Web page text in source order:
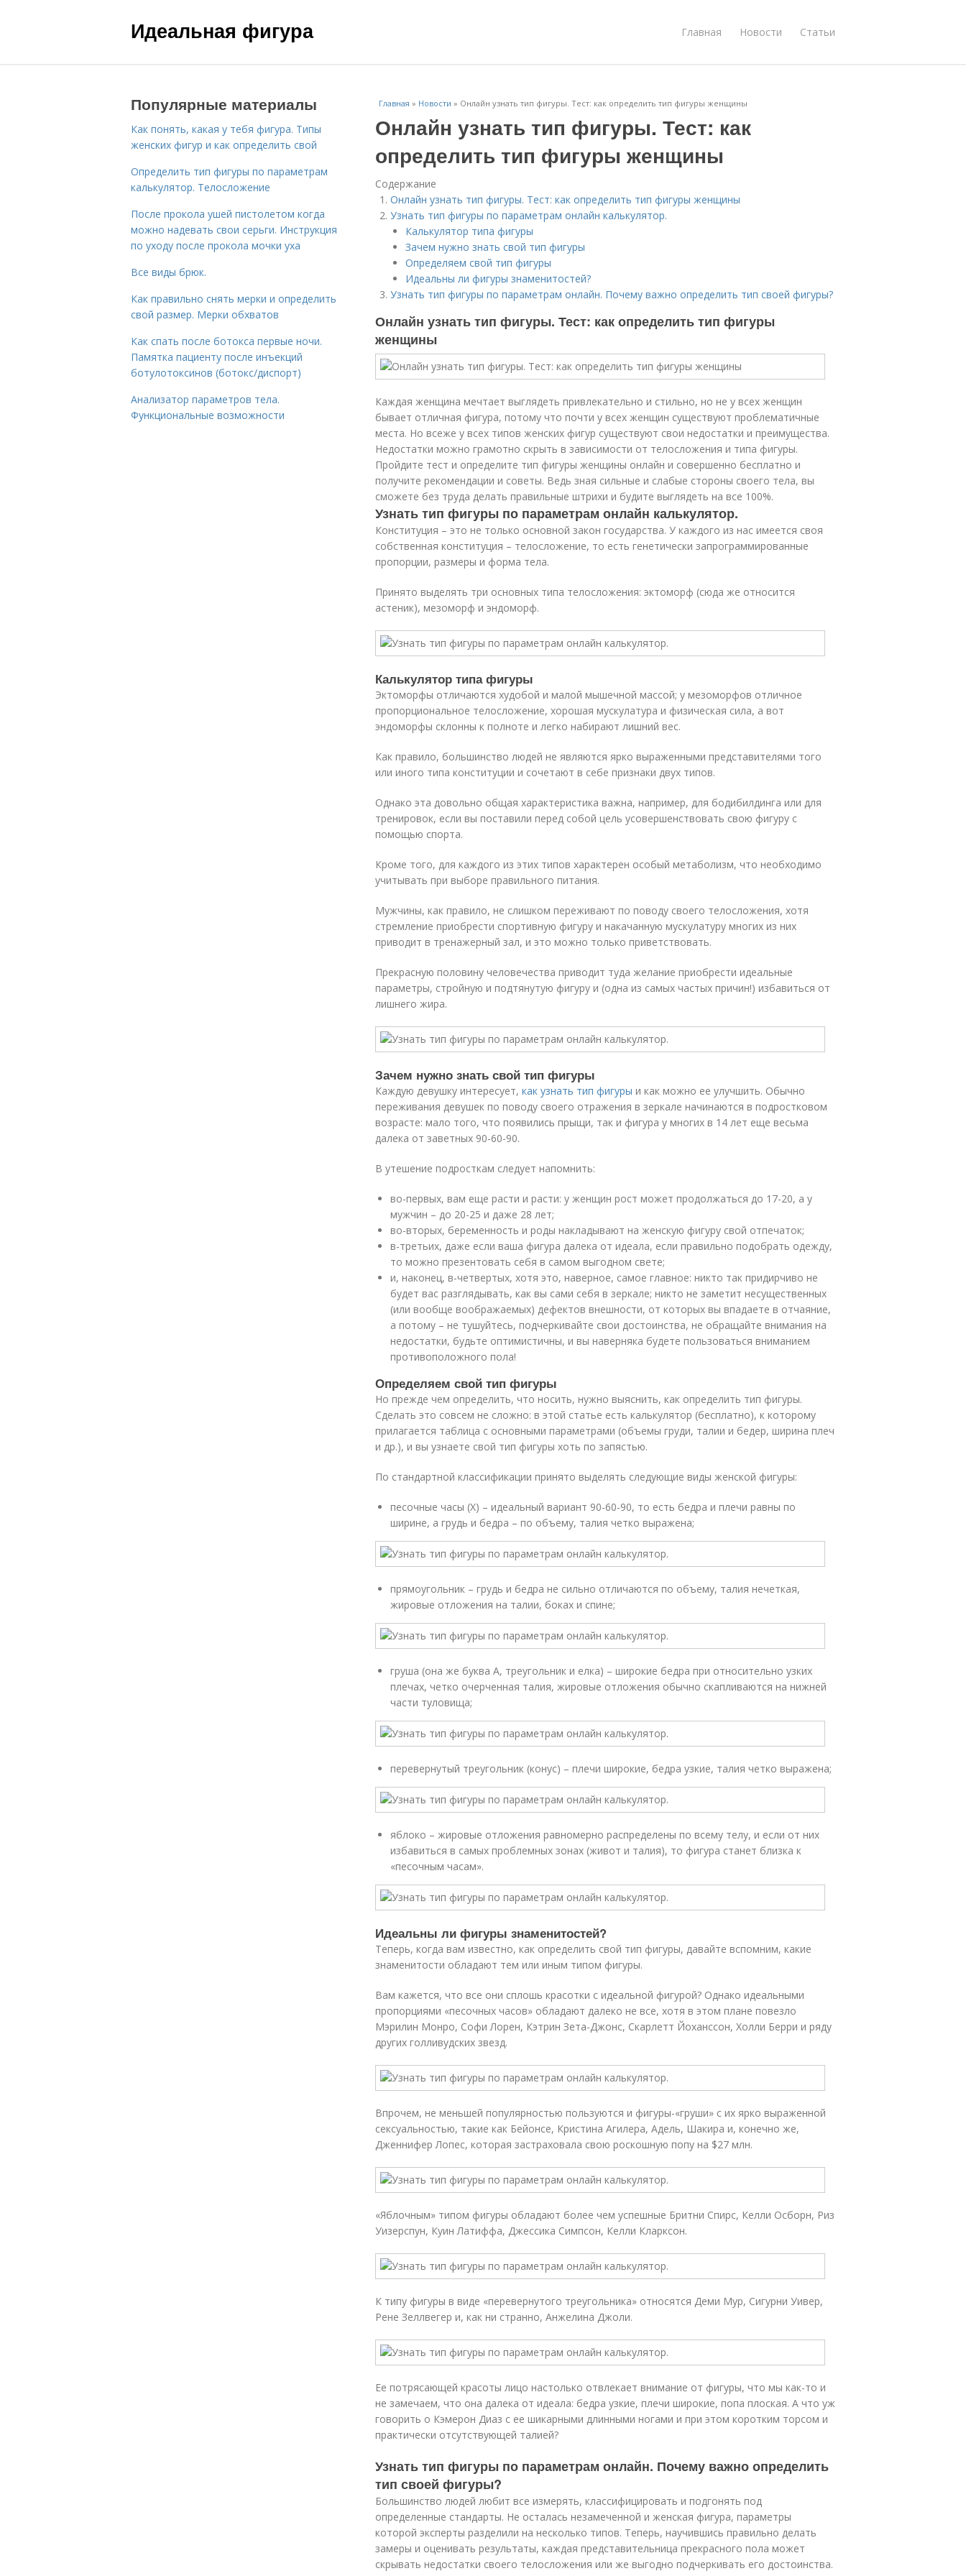
Идеальная фигура Главная Новости Статьи
Главная » Новости » Онлайн узнать тип фигуры. Тест: как определить тип фигуры женщины
Онлайн узнать тип фигуры. Тест: как
определить тип фигуры женщины
Содержание
Онлайн узнать тип фигуры. Тест: как определить тип фигуры женщины
Узнать тип фигуры по параметрам онлайн калькулятор.
Калькулятор типа фигуры
Зачем нужно знать свой тип фигуры
Определяем свой тип фигуры
Идеальны ли фигуры знаменитостей?
Узнать тип фигуры по параметрам онлайн. Почему важно определить тип своей фигуры?
Онлайн узнать тип фигуры. Тест: как определить тип фигуры
женщины
Каждая женщина мечтает выглядеть привлекательно и стильно, но не у всех женщин
бывает отличная фигура, потому что почти у всех женщин существуют проблематичные
места. Но всеже у всех типов женских фигур существуют свои недостатки и преимущества.
Недостатки можно грамотно скрыть в зависимости от телосложения и типа фигуры.
Пройдите тест и определите тип фигуры женщины онлайн и совершенно бесплатно и
получите рекомендации и советы. Ведь зная сильные и слабые стороны своего тела, вы
сможете без труда делать правильные штрихи и будите выглядеть на все 100%.
Узнать тип фигуры по параметрам онлайн калькулятор.
Конституция – это не только основной закон государства. У каждого из нас имеется своя
собственная конституция – телосложение, то есть генетически запрограммированные
пропорции, размеры и форма тела.
Принято выделять три основных типа телосложения: эктоморф (сюда же относится
астеник), мезоморф и эндоморф.
Калькулятор типа фигуры
Эктоморфы отличаются худобой и малой мышечной массой; у мезоморфов отличное
пропорциональное телосложение, хорошая мускулатура и физическая сила, а вот
эндоморфы склонны к полноте и легко набирают лишний вес.
Как правило, большинство людей не являются ярко выраженными представителями того
или иного типа конституции и сочетают в себе признаки двух типов.
Однако эта довольно общая характеристика важна, например, для бодибилдинга или для
тренировок, если вы поставили перед собой цель усовершенствовать свою фигуру с
помощью спорта.
Кроме того, для каждого из этих типов характерен особый метаболизм, что необходимо
учитывать при выборе правильного питания.
Мужчины, как правило, не слишком переживают по поводу своего телосложения, хотя
стремление приобрести спортивную фигуру и накачанную мускулатуру многих из них
приводит в тренажерный зал, и это можно только приветствовать.
Прекрасную половину человечества приводит туда желание приобрести идеальные
параметры, стройную и подтянутую фигуру и (одна из самых частых причин!) избавиться от
лишнего жира.
Зачем нужно знать свой тип фигуры
Каждую девушку интересует, как узнать тип фигуры и как можно ее улучшить. Обычно
переживания девушек по поводу своего отражения в зеркале начинаются в подростковом
возрасте: мало того, что появились прыщи, так и фигура у многих в 14 лет еще весьма
далека от заветных 90-60-90.
В утешение подросткам следует напомнить:
во-первых, вам еще расти и расти: у женщин рост может продолжаться до 17-20, а у
мужчин – до 20-25 и даже 28 лет;
во-вторых, беременность и роды накладывают на женскую фигуру свой отпечаток;
в-третьих, даже если ваша фигура далека от идеала, если правильно подобрать одежду,
то можно презентовать себя в самом выгодном свете;
и, наконец, в-четвертых, хотя это, наверное, самое главное: никто так придирчиво не
будет вас разглядывать, как вы сами себя в зеркале; никто не заметит несущественных
(или вообще воображаемых) дефектов внешности, от которых вы впадаете в отчаяние,
а потому – не тушуйтесь, подчеркивайте свои достоинства, не обращайте внимания на
недостатки, будьте оптимистичны, и вы наверняка будете пользоваться вниманием
противоположного пола!
Определяем свой тип фигуры
Но прежде чем определить, что носить, нужно выяснить, как определить тип фигуры.
Сделать это совсем не сложно: в этой статье есть калькулятор (бесплатно), к которому
прилагается таблица с основными параметрами (объемы груди, талии и бедер, ширина плеч
и др.), и вы узнаете свой тип фигуры хоть по запястью.
По стандартной классификации принято выделять следующие виды женской фигуры:
песочные часы (Х) – идеальный вариант 90-60-90, то есть бедра и плечи равны по
ширине, а грудь и бедра – по объему, талия четко выражена;
прямоугольник – грудь и бедра не сильно отличаются по объему, талия нечеткая,
жировые отложения на талии, боках и спине;
груша (она же буква А, треугольник и елка) – широкие бедра при относительно узких
плечах, четко очерченная талия, жировые отложения обычно скапливаются на нижней
части туловища;
перевернутый треугольник (конус) – плечи широкие, бедра узкие, талия четко выражена;
яблоко – жировые отложения равномерно распределены по всему телу, и если от них
избавиться в самых проблемных зонах (живот и талия), то фигура станет близка к
«песочным часам».
Идеальны ли фигуры знаменитостей?
Теперь, когда вам известно, как определить свой тип фигуры, давайте вспомним, какие
знаменитости обладают тем или иным типом фигуры.
Вам кажется, что все они сплошь красотки с идеальной фигурой? Однако идеальными
пропорциями «песочных часов» обладают далеко не все, хотя в этом плане повезло
Мэрилин Монро, Софи Лорен, Кэтрин Зета-Джонс, Скарлетт Йоханссон, Холли Берри и ряду
других голливудских звезд.
Впрочем, не меньшей популярностью пользуются и фигуры-«груши» с их ярко выраженной
сексуальностью, такие как Бейонсе, Кристина Агилера, Адель, Шакира и, конечно же,
Дженнифер Лопес, которая застраховала свою роскошную попу на $27 млн.
«Яблочным» типом фигуры обладают более чем успешные Бритни Спирс, Келли Осборн, Риз
Уизерспун, Куин Латиффа, Джессика Симпсон, Келли Кларксон.
К типу фигуры в виде «перевернутого треугольника» относятся Деми Мур, Сигурни Уивер,
Рене Зеллвегер и, как ни странно, Анжелина Джоли.
Ее потрясающей красоты лицо настолько отвлекает внимание от фигуры, что мы как-то и
не замечаем, что она далека от идеала: бедра узкие, плечи широкие, попа плоская. А что уж
говорить о Кэмерон Диаз с ее шикарными длинными ногами и при этом коротким торсом и
практически отсутствующей талией?
Узнать тип фигуры по параметрам онлайн. Почему важно определить
тип своей фигуры?
Большинство людей любит все измерять, классифицировать и подгонять под
определенные стандарты. Не осталась незамеченной и женская фигура, параметры
которой эксперты разделили на несколько типов. Теперь, научившись правильно делать
замеры и оценивать результаты, каждая представительница прекрасного пола может
скрывать недостатки своего телосложения или же выгодно подчеркивать его достоинства.
Популярные материалы
Как понять, какая у тебя фигура. Типы
женских фигур и как определить свой
Определить тип фигуры по параметрам
калькулятор. Телосложение
После прокола ушей пистолетом когда
можно надевать свои серьги. Инструкция
по уходу после прокола мочки уха
Все виды брюк.
Как правильно снять мерки и определить
свой размер. Мерки обхватов
Как спать после ботокса первые ночи.
Памятка пациенту после инъекций
ботулотоксинов (ботокс/диспорт)
Анализатор параметров тела.
Функциональные возможности